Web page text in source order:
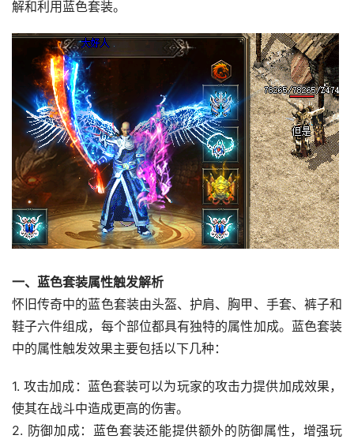
解和利用蓝色套装。
一、蓝色套装属性触发解析
怀旧传奇中的蓝色套装由头盔、护肩、胸甲、手套、裤子和
鞋子六件组成，每个部位都具有独特的属性加成。蓝色套装
中的属性触发效果主要包括以下几种：
1. 攻击加成：蓝色套装可以为玩家的攻击力提供加成效果，
使其在战斗中造成更高的伤害。
2. 防御加成：蓝色套装还能提供额外的防御属性，增强玩